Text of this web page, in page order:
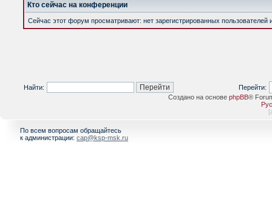
Кто сейчас на конференции
Сейчас этот форум просматривают: нет зарегистрированных пользователей
Найти:
Перейти:
Создано на основе phpBB®
[
По всем вопросам обращайтесь
к администрации: cap@ksp-msk.ru